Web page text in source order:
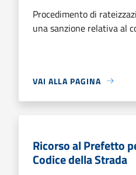
Procedimento di
una sanzione relativa al
VAI ALLA PAGINA
Ricorso al Prefetto
Codice della Strada